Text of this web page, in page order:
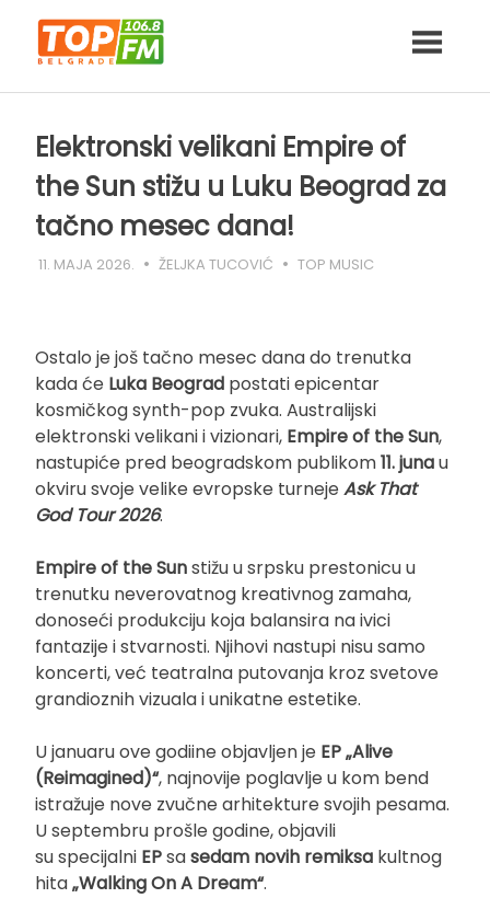
content
Elektronski velikani Empire of
the Sun stižu u Luku Beograd za
tačno mesec dana!
11. MAJA 2026. ŽELJKA TUCOVIĆ TOP MUSIC
Ostalo je još tačno mesec dana do trenutka
kada će Luka Beograd postati epicentar
kosmičkog synth-pop zvuka. Australijski
elektronski velikani i vizionari, Empire of the Sun,
nastupiće pred beogradskom publikom11. junau
okviru svoje velike evropske turneje Ask That
God Tour 2026.
Empire of the Sunstižu u srpsku prestonicu u
trenutku neverovatnog kreativnog zamaha,
donoseći produkciju koja balansira na ivici
fantazije i stvarnosti. Njihovi nastupi nisu samo
koncerti, već teatralna putovanja kroz svetove
grandioznih vizuala i unikatne estetike.
U januaru ove godiine objavljen je EP „Alive
(Reimagined)“, najnovije poglavlje u kom bend
istražuje nove zvučne arhitekture svojih pesama.
U septembru prošle godine, objavili
su specijalni EPsasedam novih remiksa kultnog
hita„Walking On A Dream“.